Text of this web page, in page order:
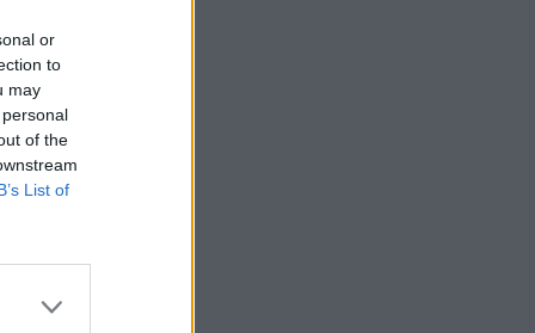
or
to
may
of the
List of